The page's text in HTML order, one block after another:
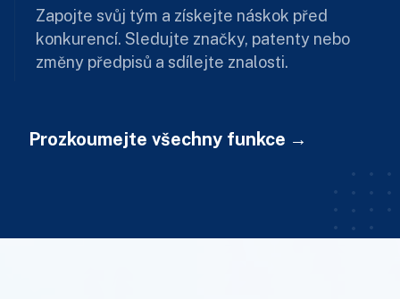
Zapojte svůj tým a získejte náskok před
konkurencí. Sledujte značky, patenty nebo
změny předpisů a sdílejte znalosti.
Prozkoumejte všechny funkce